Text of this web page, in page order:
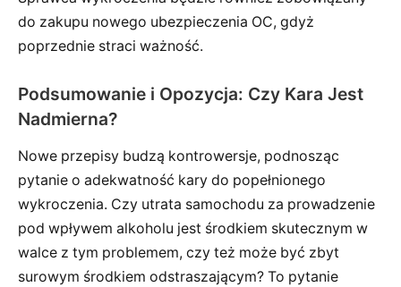
do zakupu nowego ubezpieczenia OC, gdyż
poprzednie straci ważność.
Podsumowanie i Opozycja: Czy Kara Jest
Nadmierna?
Nowe przepisy budzą kontrowersje, podnosząc
pytanie o adekwatność kary do popełnionego
wykroczenia. Czy utrata samochodu za prowadzenie
pod wpływem alkoholu jest środkiem skutecznym w
walce z tym problemem, czy też może być zbyt
surowym środkiem odstraszającym? To pytanie